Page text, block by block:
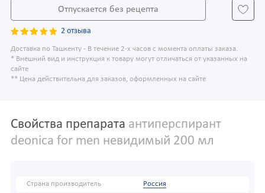
Отпускается без рецепта
2 отзыва
Доставка по Ташкенту - В течение 2-х часов с момента оплаты заказа.
* Внешний вид и инструкция к товару могут отличаться от указанных на
сайте
** Цена действительна для заказов, оформленных на сайте
Свойства препарата антиперспирант
deonica for men невидимый 200 мл
Страна производитель Россия